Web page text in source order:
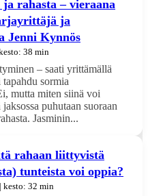
rahasta – vieraana
ja
Jenni Kynnös
38 min
– saati yrittämällä
sormia
mutta miten siinä voi
puhutaan suoraan
Jasminin...
rahaan liittyvistä
tunteista voi oppia?
kesto: 32 min